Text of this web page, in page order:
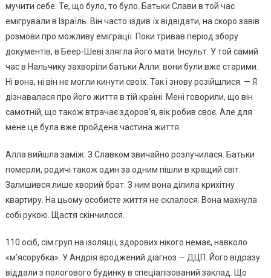
мучити себе. Те, що було, то було. Батьки Слави в той час
емігрували в Ізраїль. Він часто їздив їх відвідати, на скоро завів
розмови про можливу еміграції. Поки тривав період збору
документів, в Беер-Шеві злягла його мати. Інсульт. У той самий
час в Нальчику захворіли батьки Алли: вони були вже старими.
Ні вона, ні він не могли кинути своїх. Так і знову розійшлися. — Я
дізнавалася про його життя в тій країні. Мені говорили, що він
самотній, що також втрачає здоров’я, вік робив своє. Але для
мене це була вже пройдена частина життя.
Алла вийшла заміж. З Славком звичайно розлучилася. Батьки
померли, родичі також один за одним пішли в кращий світ.
Залишився лише хворий брат. З ним вона ділила крихітну
квартиру. На цьому особисте життя не склалося. Вона махнула
собі рукою. Щастя скінчилося.
110 осіб, сім груп на ізоляції, здорових нікого немає, навколо
«м’ясорубка». У Андрія вроджений діагноз — ДЦП. Його відразу
віддали з пологового будинку в спеціалізований заклад. Що